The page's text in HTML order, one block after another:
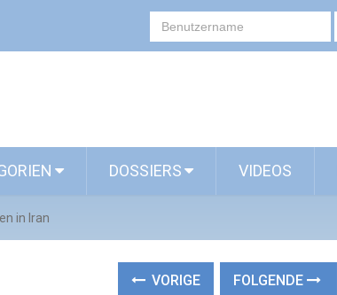
DOSSIERS VIDEOS
in Iran
VORIGE FOLGENDE